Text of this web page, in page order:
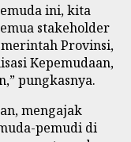
ini, kita
stakeholder
Provinsi,
Kepemudaan,
,” pungkasnya.
mengajak
pemudi di